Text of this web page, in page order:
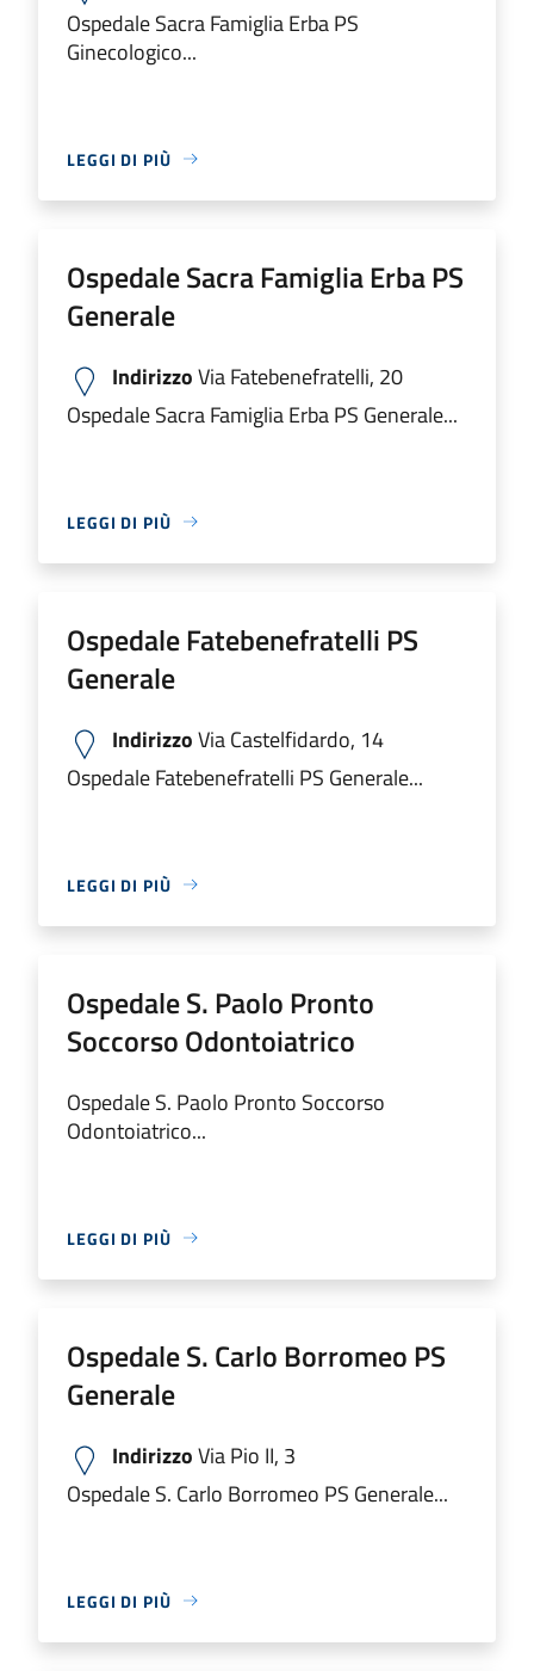
Ospedale Sacra Famiglia Erba PS
Ginecologico...
LEGGI DI PIÙ
Ospedale Sacra Famiglia Erba PS
Generale
IndirizzoVia Fatebenefratelli, 20
Ospedale Sacra Famiglia Erba PS Generale...
LEGGI DI PIÙ
Ospedale Fatebenefratelli PS
Generale
IndirizzoVia Castelfidardo, 14
Ospedale Fatebenefratelli PS Generale...
LEGGI DI PIÙ
Ospedale S. Paolo Pronto
Soccorso Odontoiatrico
Ospedale S. Paolo Pronto Soccorso
Odontoiatrico...
LEGGI DI PIÙ
Ospedale S. Carlo Borromeo PS
Generale
IndirizzoVia Pio II, 3
Ospedale S. Carlo Borromeo PS Generale...
LEGGI DI PIÙ